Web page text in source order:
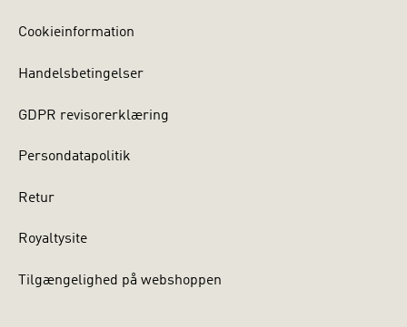
Cookieinformation
Handelsbetingelser
GDPR revisorerklæring
Persondatapolitik
Retur
Royaltysite
Tilgængelighed på webshoppen